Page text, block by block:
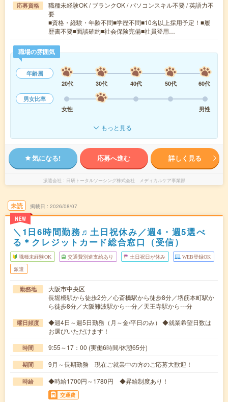
応募資格
職種未経験OK / ブランクOK / パソコンスキル不要 / 英語力不
要
■資格・経験・年齢不問■学歴不問■10名以上採用予定！■履
歴書不要■面談確約■社会保険完備■社員登用…
職場の雰囲気
年齢層
20代
30代 40代 50代
60代
男女比率
女性
男性
もっと見る
気になる! 応募へ進む 詳しく見る
派遣会社 日研トータルソーシング株式会社 メディカルケア事業部
未読
NEW
掲載日 2026/08/07
＼1日6時間勤務♬土日祝休み／週4・週5選べ
る＊クレジットカード総合窓口（受信）
職種未経験OK 交通費別途支給あり 土日祝日が休み WEB登録OK
派遣
勤務地
大阪市中央区
長堀橋駅から徒歩2分／心斎橋駅から徒歩8分／堺筋本町駅か
ら徒歩8分／大阪難波駅から---分／天王寺駅から---分
曜日頻度
◆週4日～週5日勤務（月～金/平日のみ） ◆就業希望日数は
お選びいただけます！
時間 9:55～17：00 (実働6時間/休憩65分)
期間 9月～長期勤務 現在ご就業中の方のご応募大歓迎！
時給 ◆時給1700円～1780円 ◆昇給制度あり！
交通費